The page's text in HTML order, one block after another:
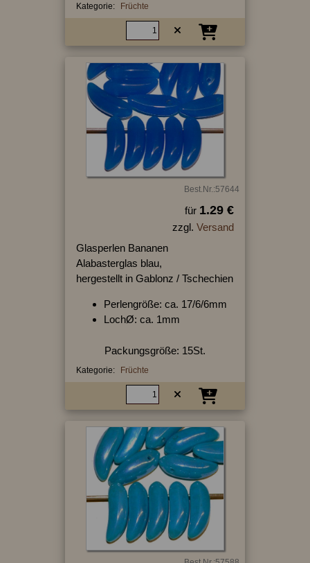
Kategorie: Früchte
Best.Nr.:57644
für 1.29 €
zzgl. Versand
Glasperlen Bananen
Alabasterglas blau,
hergestellt in Gablonz / Tschechien
Perlengröße: ca. 17/6/6mm
LochØ: ca. 1mm
Packungsgröße: 15St.
Kategorie: Früchte